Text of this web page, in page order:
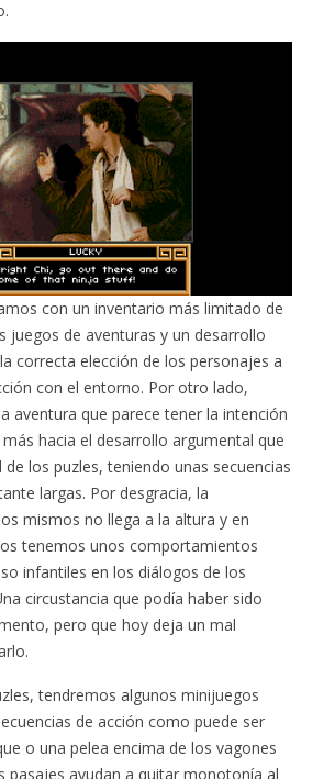
con un inventario más limitado de
juegos de aventuras y un desarrollo
correcta elección de los personajes a
con el entorno. Por otro lado,
aventura que parece tener la intención
hacia el desarrollo argumental que
los puzles, teniendo unas secuencias
largas. Por desgracia, la
mismos no llega a la altura y en
tenemos unos comportamientos
infantiles en los diálogos de los
circustancia que podía haber sido
pero que hoy deja un mal
tendremos algunos minijuegos
de acción como puede ser
o una pelea encima de los vagones
pasajes ayudan a quitar monotonía al